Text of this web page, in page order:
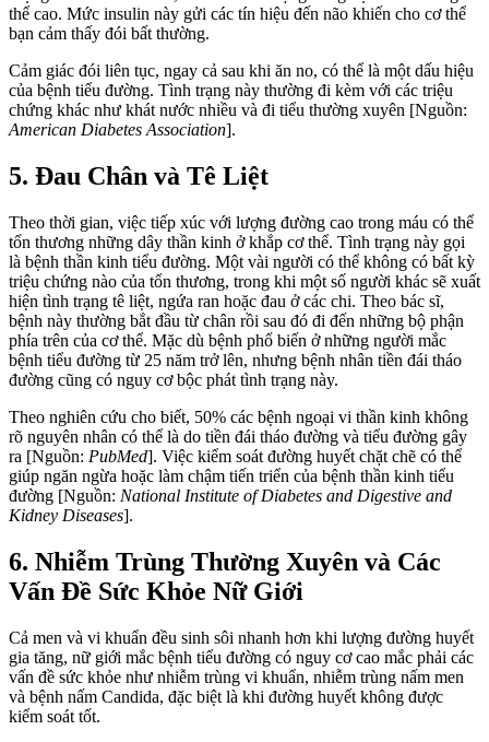
thể cao. Mức insulin này gửi các tín hiệu đến não khiến cho cơ thể
bạn cảm thấy đói bất thường.
Cảm giác đói liên tục, ngay cả sau khi ăn no, có thể là một dấu hiệu
của bệnh tiểu đường. Tình trạng này thường đi kèm với các triệu
chứng khác như khát nước nhiều và đi tiểu thường xuyên [Nguồn:
American Diabetes Association].
5. Đau Chân và Tê Liệt
Theo thời gian, việc tiếp xúc với lượng đường cao trong máu có thể
tổn thương những dây thần kinh ở khắp cơ thể. Tình trạng này gọi
là bệnh thần kinh tiểu đường. Một vài người có thể không có bất kỳ
triệu chứng nào của tổn thương, trong khi một số người khác sẽ xuất
hiện tình trạng tê liệt, ngứa ran hoặc đau ở các chi. Theo bác sĩ,
bệnh này thường bắt đầu từ chân rồi sau đó đi đến những bộ phận
phía trên của cơ thể. Mặc dù bệnh phổ biến ở những người mắc
bệnh tiểu đường từ 25 năm trở lên, nhưng bệnh nhân tiền đái tháo
đường cũng có nguy cơ bộc phát tình trạng này.
Theo nghiên cứu cho biết, 50% các bệnh ngoại vi thần kinh không
rõ nguyên nhân có thể là do tiền đái tháo đường và tiểu đường gây
ra [Nguồn: PubMed]. Việc kiểm soát đường huyết chặt chẽ có thể
giúp ngăn ngừa hoặc làm chậm tiến triển của bệnh thần kinh tiểu
đường [Nguồn: National Institute of Diabetes and Digestive and
Kidney Diseases].
6. Nhiễm Trùng Thường Xuyên và Các
Vấn Đề Sức Khỏe Nữ Giới
Cả men và vi khuẩn đều sinh sôi nhanh hơn khi lượng đường huyết
gia tăng, nữ giới mắc bệnh tiểu đường có nguy cơ cao mắc phải các
vấn đề sức khỏe như nhiễm trùng vi khuẩn, nhiễm trùng nấm men
và bệnh nấm Candida, đặc biệt là khi đường huyết không được
kiểm soát tốt.